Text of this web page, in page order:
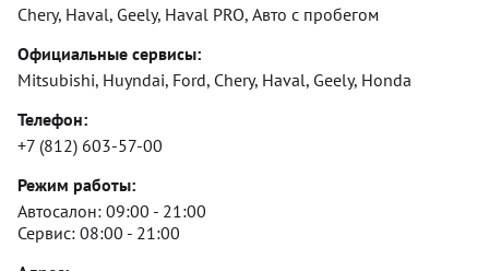
Chery, Haval, Geely, Haval PRO, Авто с пробегом
Официальные сервисы:
Mitsubishi, Huyndai, Ford, Chery, Haval, Geely, Honda
Телефон:
+7 (812) 603-57-00
Режим работы:
Автосалон: 09:00 - 21:00
Сервис: 08:00 - 21:00